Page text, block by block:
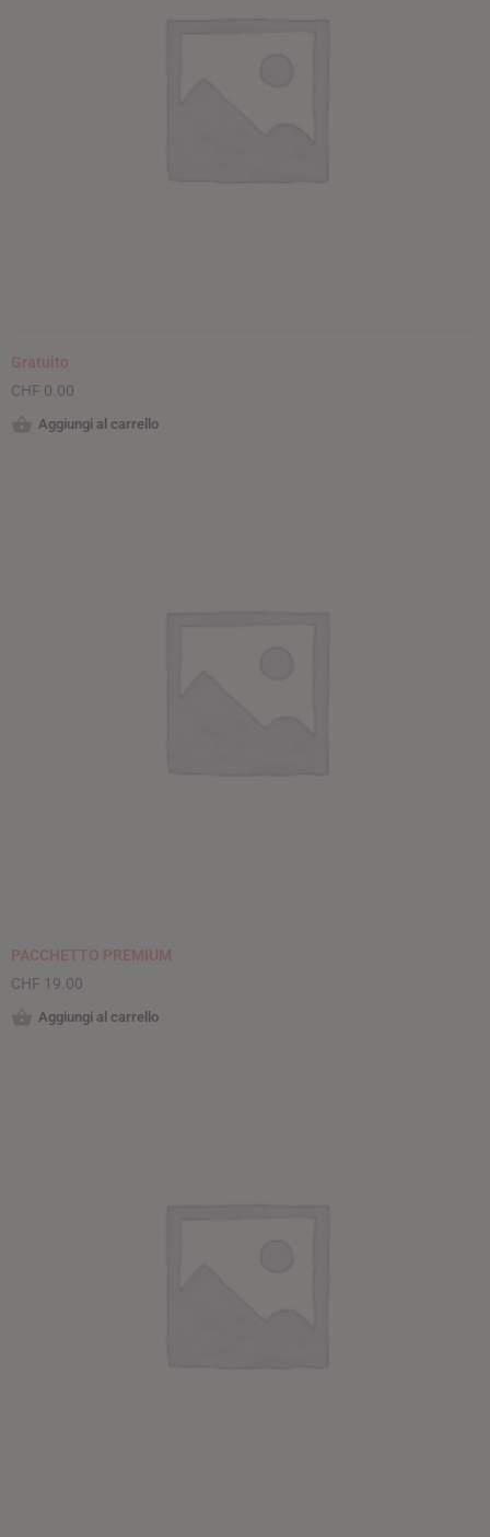
Gratuito
CHF 0.00
Aggiungi al carrello
PACCHETTO PREMIUM
CHF 19.00
Aggiungi al carrello